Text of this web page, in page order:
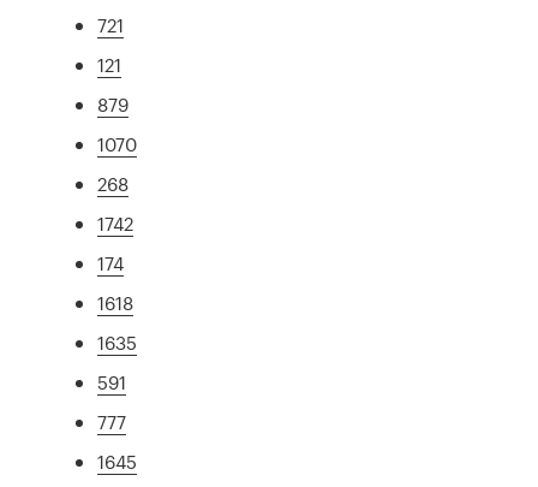
721
121
879
1070
268
1742
174
1618
1635
591
777
1645